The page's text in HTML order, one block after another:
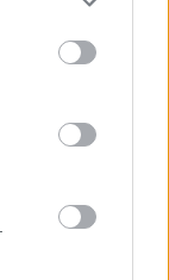
may click to
party tags to
below Google